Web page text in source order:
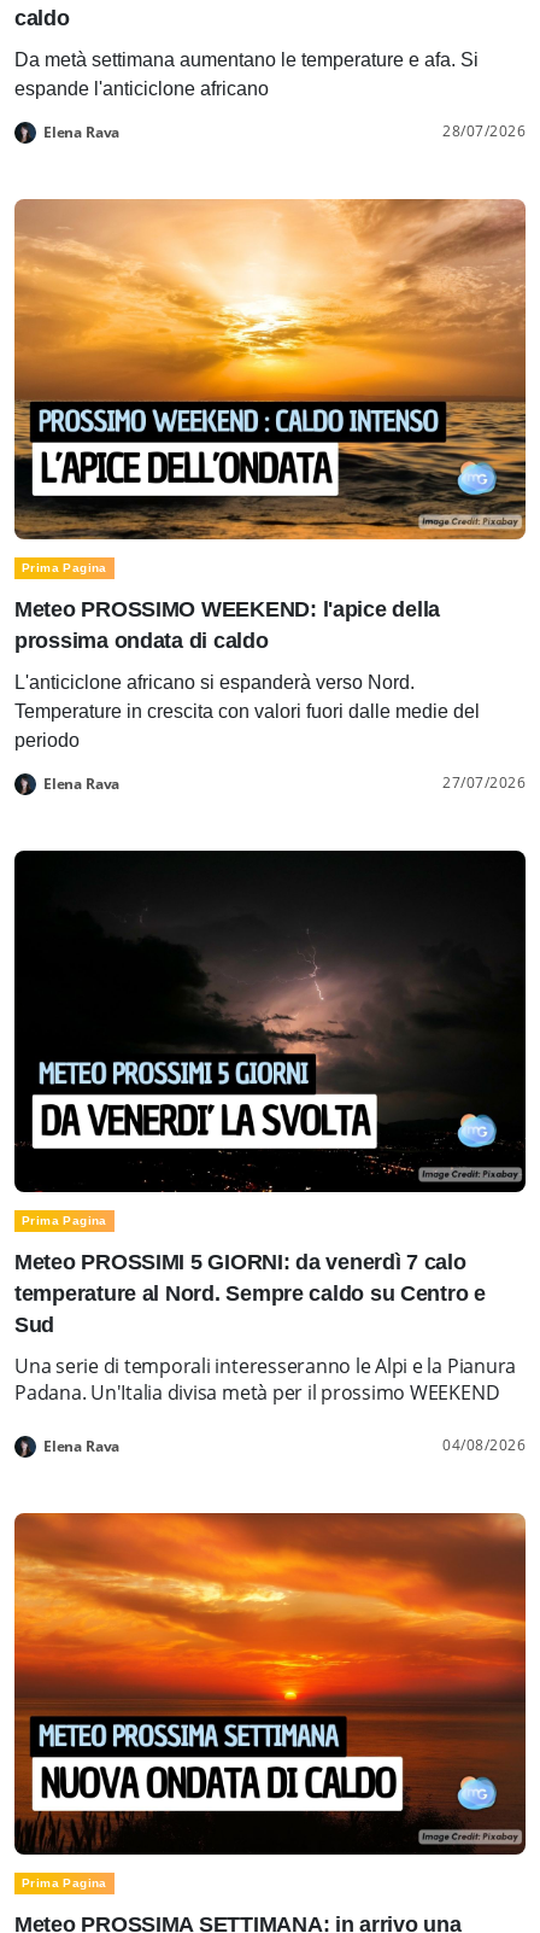
caldo
Da metà settimana aumentano le temperature e afa. Si
espande l'anticiclone africano
Elena Rava 28/07/2026
Prima Pagina
Meteo PROSSIMO WEEKEND: l'apice della
prossima ondata di caldo
L'anticiclone africano si espanderà verso Nord.
Temperature in crescita con valori fuori dalle medie del
periodo
Elena Rava 27/07/2026
Prima Pagina
Meteo PROSSIMI 5 GIORNI: da venerdì 7 calo
temperature al Nord. Sempre caldo su Centro e
Sud
Una serie di temporali interesseranno le Alpi e la Pianura
Padana. Un'Italia divisa metà per il prossimo WEEKEND
Elena Rava 04/08/2026
Prima Pagina
Meteo PROSSIMA SETTIMANA: in arrivo una